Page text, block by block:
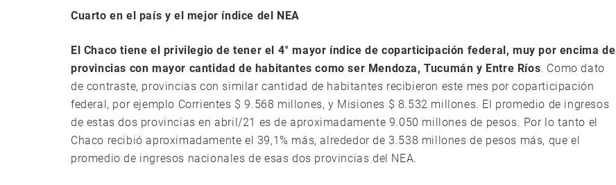
Cuarto en el país y el mejor índice del NEA
El Chaco tiene el privilegio de tener el 4° mayor índice de coparticipación federal, muy por encima de
provincias con mayor cantidad de habitantes como ser Mendoza, Tucumán y Entre Ríos. Como dato
de contraste, provincias con similar cantidad de habitantes recibieron este mes por coparticipación
federal, por ejemplo Corrientes $ 9.568 millones, y Misiones $ 8.532 millones. El promedio de ingresos
de estas dos provincias en abril/21 es de aproximadamente 9.050 millones de pesos. Por lo tanto el
Chaco recibió aproximadamente el 39,1% más, alrededor de 3.538 millones de pesos más, que el
promedio de ingresos nacionales de esas dos provincias del NEA.